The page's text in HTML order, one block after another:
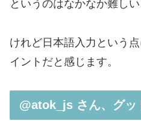
というのはなかなか難し
けれど日本語入力という
イントだと感じます。
@atok_js さん、グッ